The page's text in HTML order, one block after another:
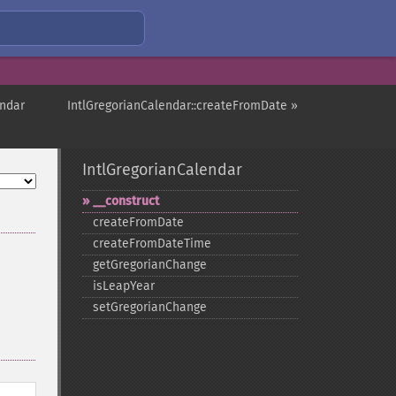
IntlGregorianCalendar::createFromDate »
IntlGregorianCalendar
_​_​construct
createFromDate
createFromDateTime
getGregorianChange
isLeapYear
setGregorianChange